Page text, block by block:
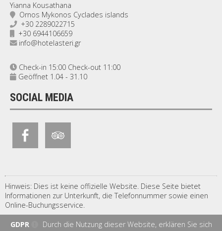
Yianna Kousathana
Ornos Mykonos Cyclades islands
+30 2289022715
+30 6944106659
info@hotelasteri.gr
Check-in 15:00 Check-out 11:00
Geöffnet 1.04 - 31.10
SOCIAL MEDIA
Hinweis: Dies ist keine offizielle Website. Diese Seite bietet
Informationen zur Unterkunft, die Telefonnummer sowie einen
Online-Buchungsservice.
GDPR
Durch die Nutzung dieser Website, erklären Sie sich